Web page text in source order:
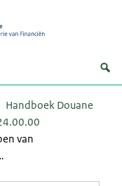
Handboek Douane
van